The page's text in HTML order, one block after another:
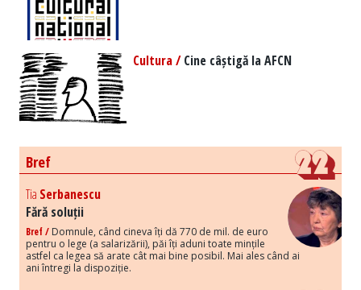
Cultura /Cine câștigă la AFCN
Bref
Tia Serbanescu
Fără soluții
Bref / Domnule, când cineva îți dă 770 de mil. de euro
pentru o lege (a salarizării), păi îți aduni toate mințile
astfel ca legea să arate cât mai bine posibil. Mai ales când ai
ani întregi la dispoziție.